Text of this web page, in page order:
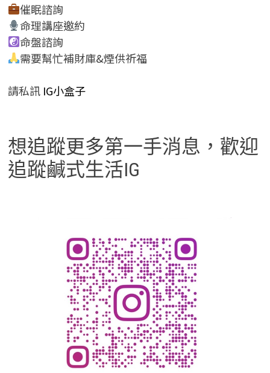
催眠諮詢
命理講座邀約
命盤諮詢
需要幫忙補財庫&煙供祈福
請私訊IG小盒子
想追蹤更多第一手消息，歡迎
追蹤鹹式生活IG